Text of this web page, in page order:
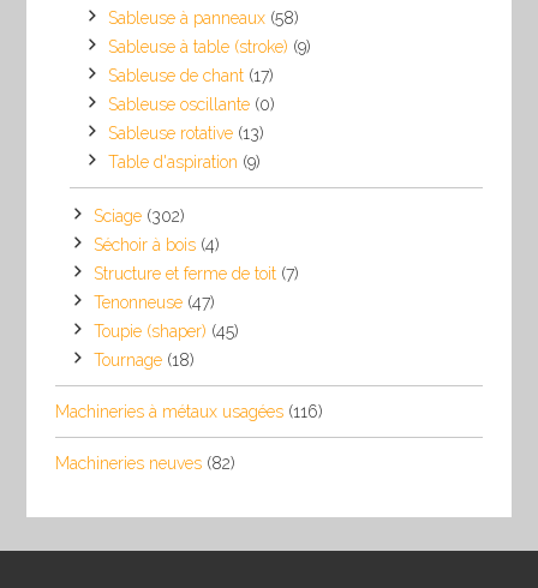
Sableuse à panneaux (58)
Sableuse à table (stroke) (9)
Sableuse de chant (17)
Sableuse oscillante (0)
Sableuse rotative (13)
Table d'aspiration (9)
Sciage (302)
Séchoir à bois (4)
Structure et ferme de toit (7)
Tenonneuse (47)
Toupie (shaper) (45)
Tournage (18)
Machineries à métaux usagées (116)
Machineries neuves (82)